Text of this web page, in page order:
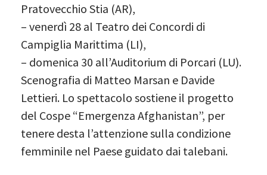
Pratovecchio Stia (AR),
– venerdì 28 al Teatro dei Concordi di
Campiglia Marittima (LI),
– domenica 30 all’Auditorium di Porcari (LU).
Scenografia di Matteo Marsan e Davide
Lettieri. Lo spettacolo sostiene il progetto
del Cospe “Emergenza Afghanistan”, per
tenere desta l’attenzione sulla condizione
femminile nel Paese guidato dai talebani.